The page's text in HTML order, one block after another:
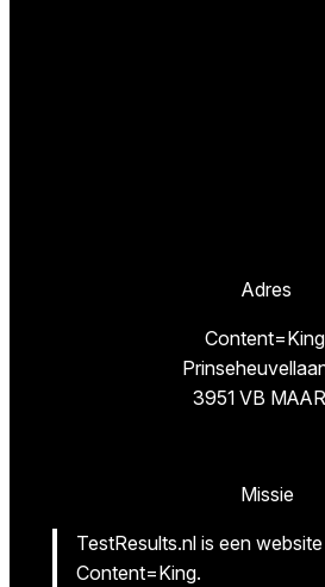
Adres
Content=King
3951 VB
Missie
TestResults.nl is een
Content=King.